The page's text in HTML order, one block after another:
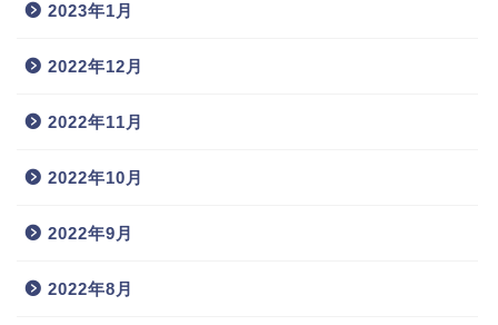
2023年1月
2022年12月
2022年11月
2022年10月
2022年9月
2022年8月